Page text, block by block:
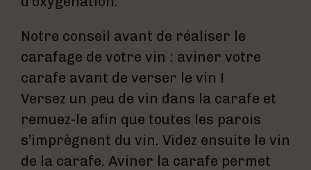
Notre conseil avant de réaliser le
carafage de votre vin : aviner votre
carafe avant de verser le vin !
Versez un peu de vin dans la carafe et
remuez-le afin que toutes les parois
s’imprègnent du vin. Videz ensuite le vin
de la carafe. Aviner la carafe permet